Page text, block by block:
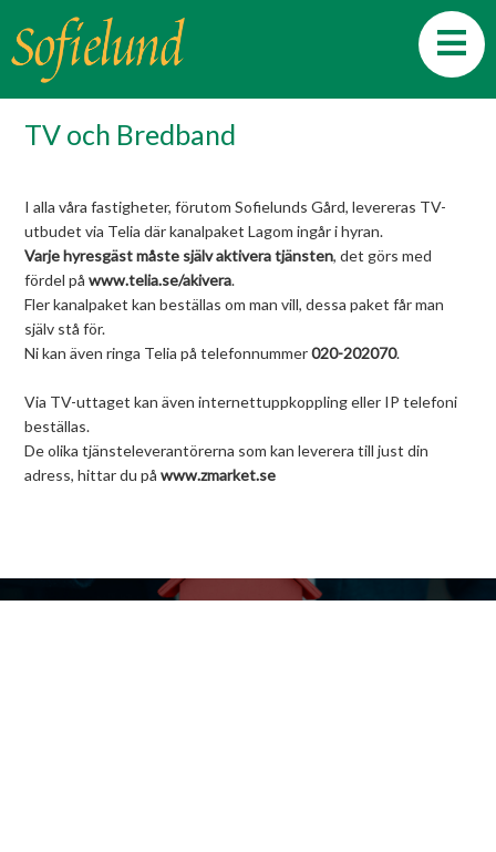
TV och Bredband
I alla våra fastigheter, förutom Sofielunds Gård, levereras TV-
utbudet via Telia där kanalpaket Lagom ingår i hyran.
Varje hyresgäst måste själv aktivera tjänsten, det görs med
fördel påwww.telia.se/akivera.
Fler kanalpaket kan beställas om man vill, dessa paket får man
själv stå för.
Ni kan även ringa Telia på telefonnummer020-202070.
Via TV-uttaget kan även internettuppkoppling eller IP telefoni
beställas.
De olika tjänsteleverantörerna som kan leverera till just din
adress, hittar du påwww.zmarket.se